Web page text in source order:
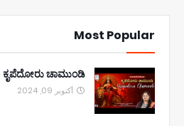
Most Popular
ಕೃಪೆದೋರು ಚಾಮುಂಡಿ
أكتوبر 09, 2024